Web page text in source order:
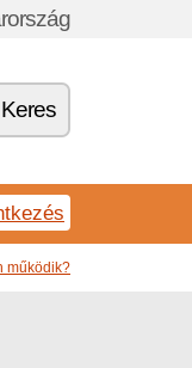
Keres
működik?